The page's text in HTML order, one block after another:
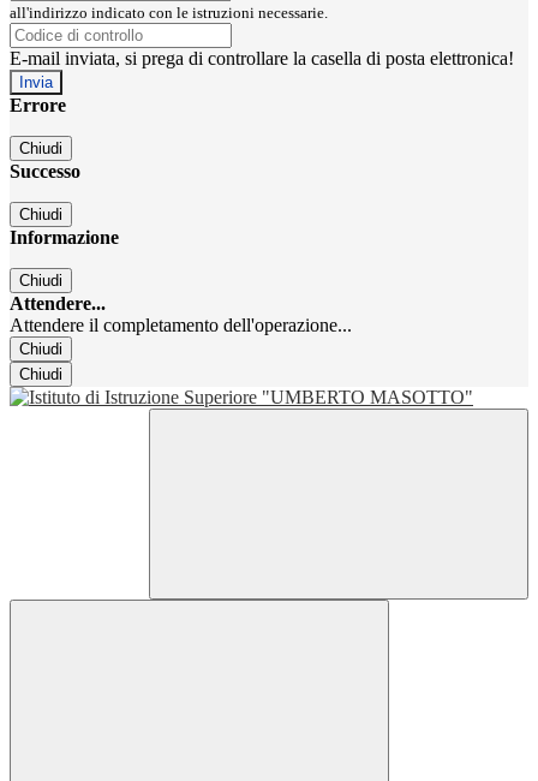
all'indirizzo indicato con le istruzioni necessarie.
E-mail inviata, si prega di controllare la casella di posta elettronica!
Errore
Chiudi
Successo
Chiudi
Informazione
Chiudi
Attendere...
Attendere il completamento dell'operazione...
Chiudi
Chiudi